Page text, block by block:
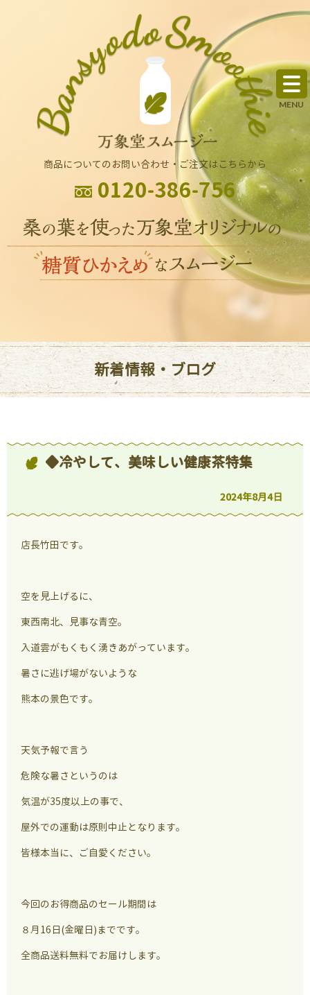
商品についてのお問い合わせ・ご注文はこちらから
0120-386-756
新着情報・ブログ
◆冷やして、美味しい健康茶特集
2024年8月4日
店長竹田です。
空を見上げるに、
東西南北、見事な青空。
入道雲がもくもく湧きあがっています。
暑さに逃げ場がないような
熊本の景色です。
天気予報で言う
危険な暑さというのは
気温が35度以上の事で、
屋外での運動は原則中止となります。
皆様本当に、ご自愛ください。
今回のお得商品のセール期間は
８月16日(金曜日)までです。
全商品送料無料でお届けします。